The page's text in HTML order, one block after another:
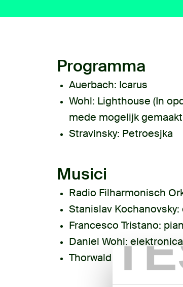
Programma
Auerbach: Icarus
Wohl: Lighthouse (In
mede mogelijk
Stravinsky: Petroesjka
Musici
Radio Filharmonisch
Stanislav Kochanovsky:
Francesco Tristano:
Daniel Wohl: elektronica
Thorwald Jørgensen: